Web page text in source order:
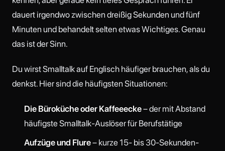
dauert irgendwo zwischen dreißig Sekunden und fünf
Minuten und behandelt selten etwas Wichtiges. Genau
das ist der Sinn.
Du wirst Smalltalk auf Englisch häufiger brauchen, als du
denkst. Hier sind die häufigsten Situationen:
Die Büroküche oder Kaffeeecke– der mit Abstand
häufigste Smalltalk-Auslöser für Berufstätige
Aufzüge und Flure– kurze 15- bis 30-Sekunden-